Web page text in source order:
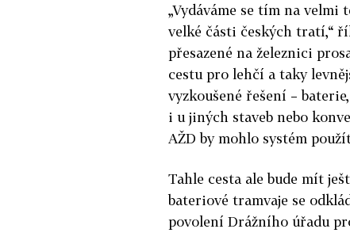
„Vydáváme se tím na
velké části českých tratí,“
přesazené na železnici
cestu pro lehčí a taky
vyzkoušené řešení –
i u jiných staveb nebo
AŽD by mohlo systém
Tahle cesta ale bude mít
bateriové tramvaje se
povolení Drážního úřadu